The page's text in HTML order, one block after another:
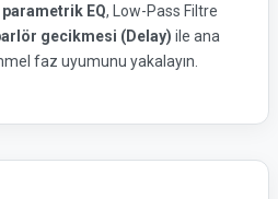
EQ, Low-Pass Filtre
gecikmesi (Delay) ile ana
faz uyumunu yakalayın.